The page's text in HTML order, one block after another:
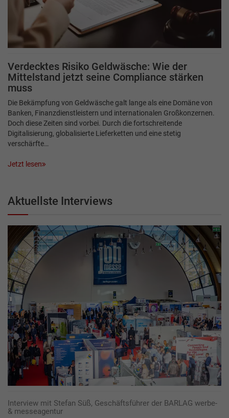
Verdecktes Risiko Geldwäsche: Wie der
Mittelstand jetzt seine Compliance stärken
muss
Die Bekämpfung von Geldwäsche galt lange als eine Domäne von
Banken, Finanzdienstleistern und internationalen Großkonzernen.
Doch diese Zeiten sind vorbei. Durch die fortschreitende
Digitalisierung, globalisierte Lieferketten und eine stetig
verschärfte…
Jetzt lesen
Aktuellste Interviews
Interview mit Stefan Süß, Geschäftsführer der BARLAG werbe-
& messeagentur